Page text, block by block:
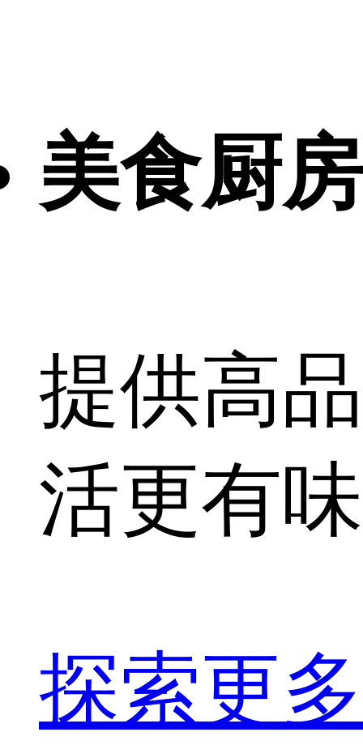
美食厨房
提供高
活更有
探索更